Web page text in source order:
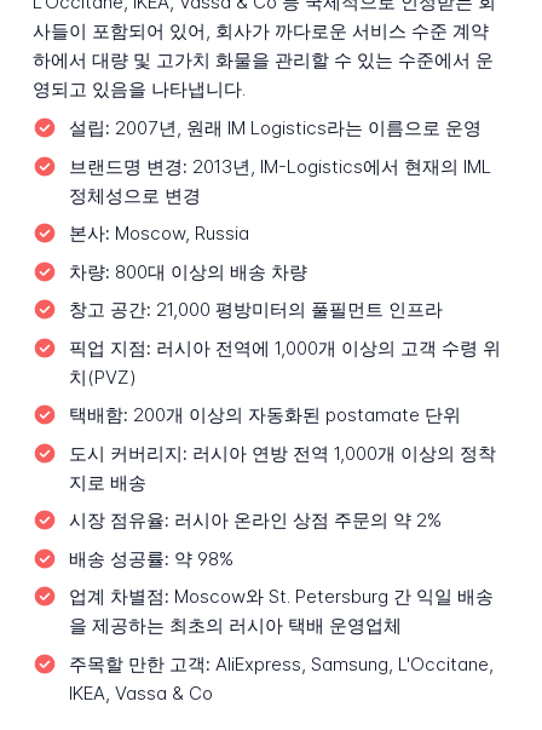
사들이 포함되어 있어, 회사가 까다로운 서비스 수준 계약
하에서 대량 및 고가치 화물을 관리할 수 있는 수준에서 운
영되고 있음을 나타냅니다.
설립: 2007년, 원래 IM Logistics라는 이름으로 운영
브랜드명 변경: 2013년, IM-Logistics에서 현재의 IML
정체성으로 변경
본사: Moscow, Russia
차량: 800대 이상의 배송 차량
창고 공간: 21,000 평방미터의 풀필먼트 인프라
픽업 지점: 러시아 전역에 1,000개 이상의 고객 수령 위
치(PVZ)
택배함: 200개 이상의 자동화된 postamate 단위
도시 커버리지: 러시아 연방 전역 1,000개 이상의 정착
지로 배송
시장 점유율: 러시아 온라인 상점 주문의 약 2%
배송 성공률: 약 98%
업계 차별점: Moscow와 St. Petersburg 간 익일 배송
을 제공하는 최초의 러시아 택배 운영업체
주목할 만한 고객: AliExpress, Samsung, L'Occitane,
IKEA, Vassa & Co